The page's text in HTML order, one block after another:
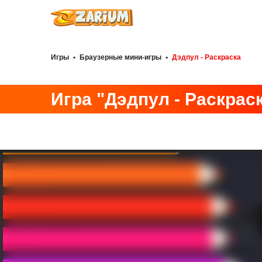
Игры • Браузерные мини-игры • Дэдпул - Раскраска
Игра "Дэдпул -